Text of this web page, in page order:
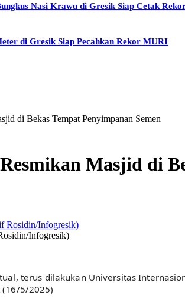
Nasi Krawu di Gresik Siap Cetak
di Gresik Siap Pecahkan Rekor MURI
di Bekas Tempat Penyimpanan Semen
Masjid di
Infogresik)
terus dilakukan Universitas
(16/5/2025)